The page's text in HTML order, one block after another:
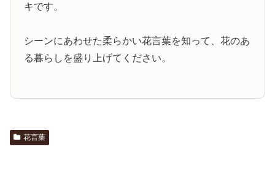
キです。
シーンにあわせた柔らかい花言葉を知って、花のあ
る暮らしを盛り上げてください。
花言葉